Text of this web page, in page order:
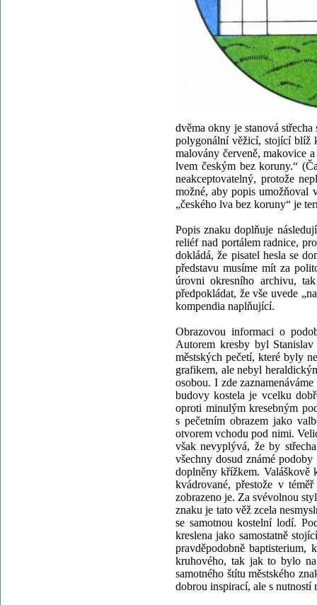
dvěma okny je stanová
polygonální věžicí, stojící blíž
malovány červeně, makovice
lvem českým bez koruny.“
neakceptovatelný, protože
možné, aby popis umožňoval
„českého lva bez koruny“ je
Popis znaku doplňuje
reliéf nad portálem radnice,
dokládá, že pisatel hesla se
představu musíme mít za
úrovni okresního archivu,
předpokládat, že vše uvede
kompendia naplňující.
Obrazovou informaci o
Autorem kresby byl
městských pečetí, které byly
grafikem, ale nebyl
osobou. I zde
budovy kostela je vcelku
oproti minulým kresebným
s pečetním obrazem jako
otvorem vchodu pod nimi.
však nevyplývá, že by
všechny dosud známé
doplněny křížkem. Valáškově
kvádrované, přestože v
zobrazeno je. Za svévolnou
znaku je tato věž zcela
se samotnou kostelní lodí.
kreslena jako samostatně
pravděpodobně baptisterium,
kruhového, tak jak to bylo
samotného štítu městského
dobrou inspirací, ale s